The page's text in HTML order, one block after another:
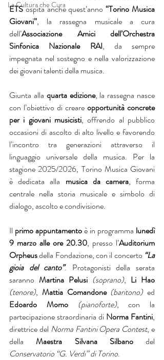
La Cultura che Cura
ETS ospita anche quest’anno “Torino Musica
Giovani”, la rassegna musicale a cura
dell’Associazione Amici dell’Orchestra
Sinfonica Nazionale RAI, da sempre
impegnata nel sostegno e nella valorizzazione
dei giovani talenti della musica.
Giunta alla quarta edizione, la rassegna nasce
con l’obiettivo di creare opportunità concrete
per i giovani musicisti, offrendo al pubblico
occasioni di ascolto di alto livello e favorendo
l’incontro tra generazioni attraverso il
linguaggio universale della musica. Per la
stagione 2025/2026, Torino Musica Giovani
è dedicata alla musica da camera, forma
centrale nella storia musicale e simbolo di
dialogo, ascolto e condivisione.
Il primo appuntamento è in programma lunedì
9 marzo alle ore 20.30, presso l’Auditorium
Orpheus della Fondazione, con il concerto “La
gioia del canto”. Protagonisti della serata
saranno Martina Pelusi (soprano), Li Hao
(tenore), Mattia Comandone (baritono)
Edoardo Momo
(pianoforte), con la
partecipazione straordinaria di Norma Fantini,
direttrice del Norma Fantini Opera Contest, e
della Maestra Silvana Silbano
Conservatorio “G. Verdi” di Torino.